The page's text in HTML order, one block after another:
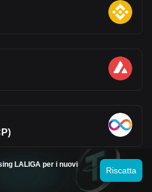
LALIGA per i nuovi
Riscatta